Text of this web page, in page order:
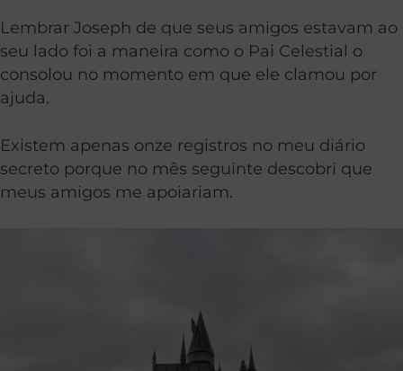
Lembrar Joseph de que seus amigos estavam ao
seu lado foi a maneira como o Pai Celestial o
consolou no momento em que ele clamou por
ajuda.
Existem apenas onze registros no meu diário
secreto porque no mês seguinte descobri que
meus amigos me apoiariam.